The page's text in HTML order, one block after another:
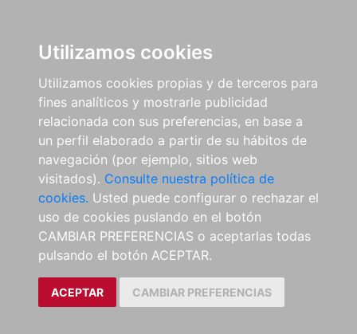
Utilizamos cookies
Utilizamos cookies propias y de terceros para
fines analíticos y mostrarle publicidad
relacionada con sus preferencias, en base a
un perfil elaborado a partir de su hábitos de
navegación (por ejemplo, sitios web
visitados). Consulte nuestra política de
cookies. Usted puede configurar o rechazar el
uso de cookies puslando en el botón
CAMBIAR PREFERENCIAS o aceptarlas todas
pulsando el botón ACEPTAR.
ACEPTAR CAMBIAR PREFERENCIAS